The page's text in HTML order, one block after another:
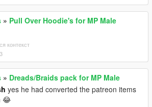
» Pull Over Hoodie's for MP Male
контекст
» Dreads/Braids pack for MP Male
yes he had converted the patreon items
😂